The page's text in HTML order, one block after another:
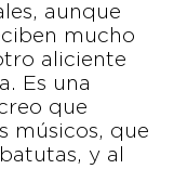
aunque
mucho
aliciente
Es una
que
músicos, que
y al